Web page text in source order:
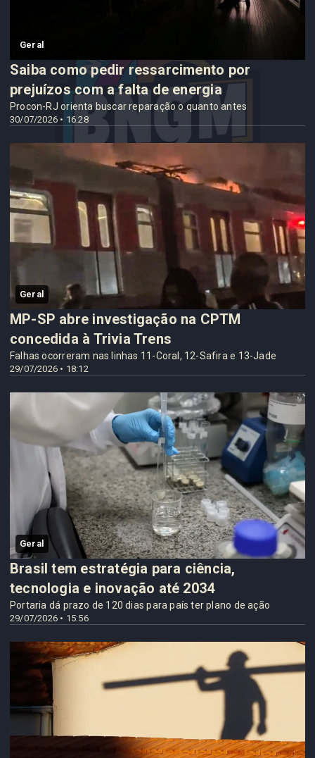
Geral
30/07/2026 • 16:28
Saiba como pedir ressarcimento por
prejuízos com a falta de energia
Procon-RJ orienta buscar reparação o quanto antes
Geral
29/07/2026 • 18:12
MP-SP abre investigação na CPTM
concedida à Trivia Trens
Falhas ocorreram nas linhas 11-Coral, 12-Safira e 13-Jade
Geral
29/07/2026 • 15:56
Brasil tem estratégia para ciência,
tecnologia e inovação até 2034
Portaria dá prazo de 120 dias para país ter plano de ação